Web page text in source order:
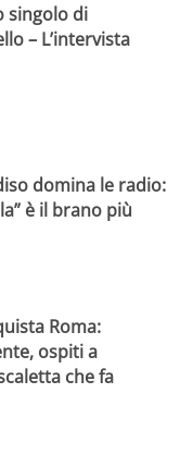
singolo di
– L’intervista
domina le radio:
è il brano più
Roma:
ospiti a
che fa